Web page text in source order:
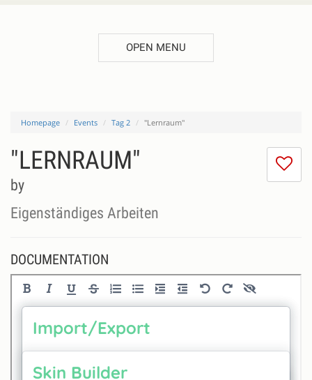
OPEN MENU
Homepage Events Tag 2 "Lernraum"
I
"LERNRAUM"
by
Eigenständiges Arbeiten
DOCUMENTATION